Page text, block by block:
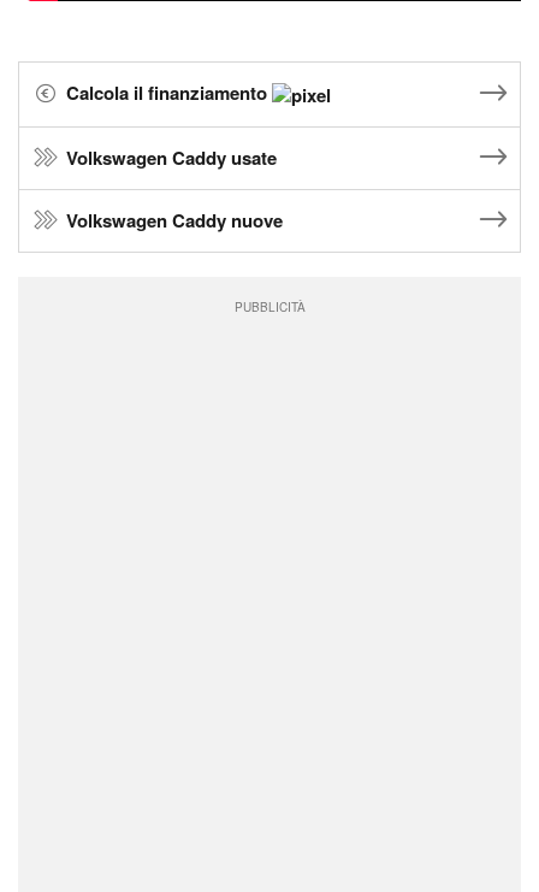
Calcola il finanziamento
Volkswagen Caddy usate
Volkswagen Caddy nuove
PUBBLICITÀ